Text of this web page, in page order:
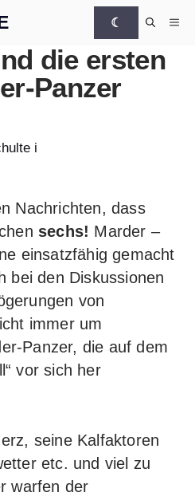
☾
die ersten
Panzer
i
Nachrichten, dass
sechs! Marder –
einsatzfähig gemacht
bei den Diskussionen
von
immer um
Panzer, die auf dem
vor sich her
seine Kalfaktoren
etc. und viel zu
warfen der